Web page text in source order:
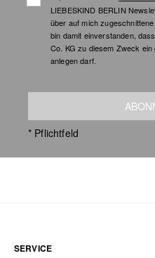
LIEBESKIND BERLIN
über auf mich
bin damit einverstanden,
Co. KG zu diesem Zweck
anlegen darf.
* Pflichtfeld
SERVICE